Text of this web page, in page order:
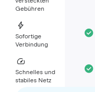
Gebühren
Sofortige
Verbindung
Schnelles und
stabiles Netz